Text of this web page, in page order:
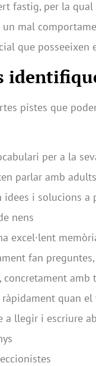
fastig, per la qual
mal
que posseeixen
pistes que
per a la
parlar amb
idees i solucions
nens
excel·lent
fan
concretament
quan el
a llegir i escriure